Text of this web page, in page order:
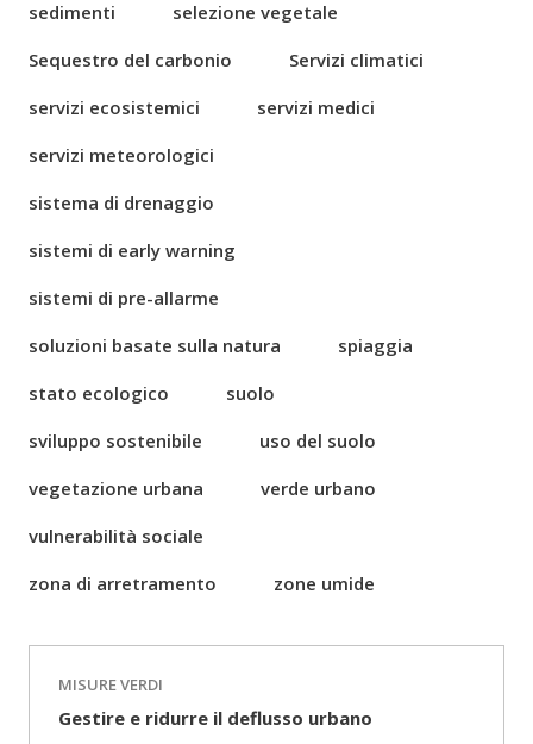
sedimenti
selezione vegetale
Sequestro del carbonio
Servizi climatici
servizi ecosistemici
servizi medici
servizi meteorologici
sistema di drenaggio
sistemi di early warning
sistemi di pre-allarme
soluzioni basate sulla natura
spiaggia
stato ecologico
suolo
sviluppo sostenibile
uso del suolo
vegetazione urbana
verde urbano
vulnerabilità sociale
zona di arretramento
zone umide
MISURE VERDI
Gestire e ridurre il deflusso urbano